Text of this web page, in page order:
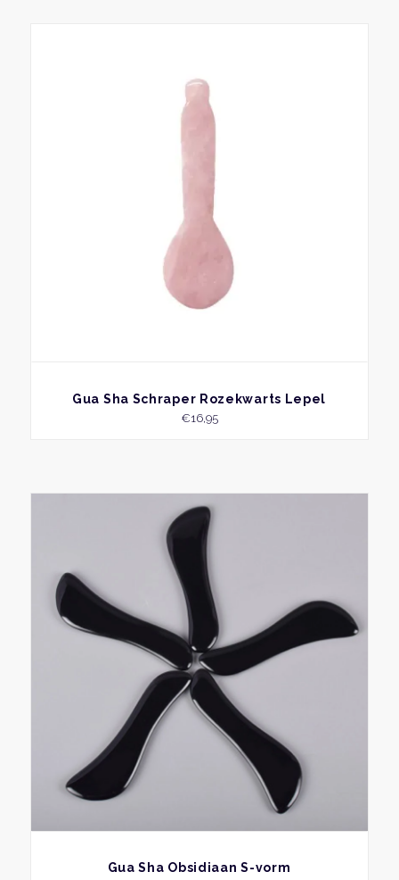
BEKIJK
Gua Sha Schraper Rozekwarts Lepel
€16,95
BEKIJK
Gua Sha Obsidiaan S-vorm